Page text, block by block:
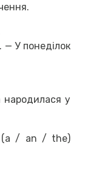
У понеділок
у
(a / an / the)